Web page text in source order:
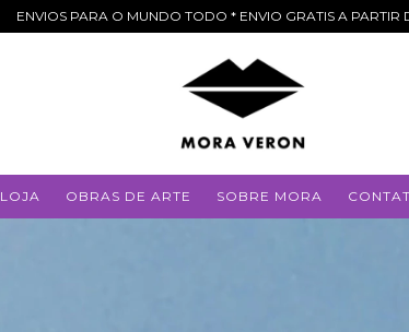
ENVIOS PARA O MUNDO TODO * ENVIO GRATIS A PARTIR
LOJA OBRAS DE ARTE SOBRE MORA